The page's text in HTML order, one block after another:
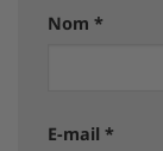
Nom *
E-mail *